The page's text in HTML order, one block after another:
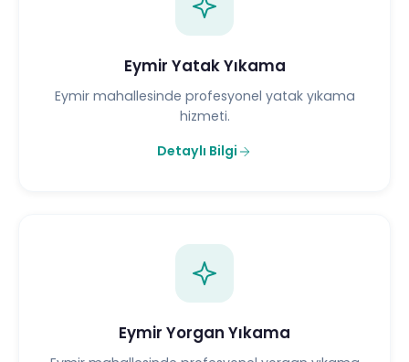
Eymir Yatak Yıkama
Eymir mahallesinde profesyonel yatak yıkama
hizmeti.
Detaylı Bilgi
Eymir Yorgan Yıkama